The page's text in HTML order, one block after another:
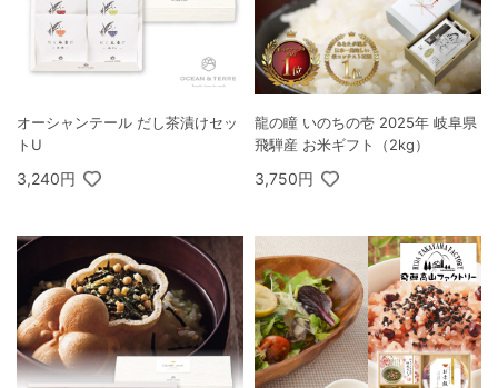
オーシャンテール だし茶漬けセッ
トU
3,240円
龍の瞳 いのちの壱 2025年 岐阜県
飛騨産 お米ギフト（2kg）
3,750円